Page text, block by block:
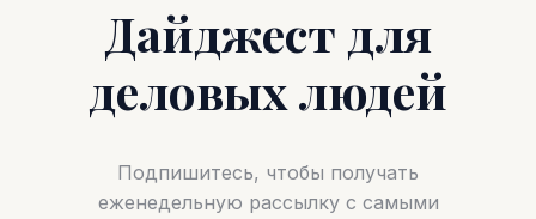
Дайджест для
деловых людей
Подпишитесь, чтобы получать
еженедельную рассылку с самыми